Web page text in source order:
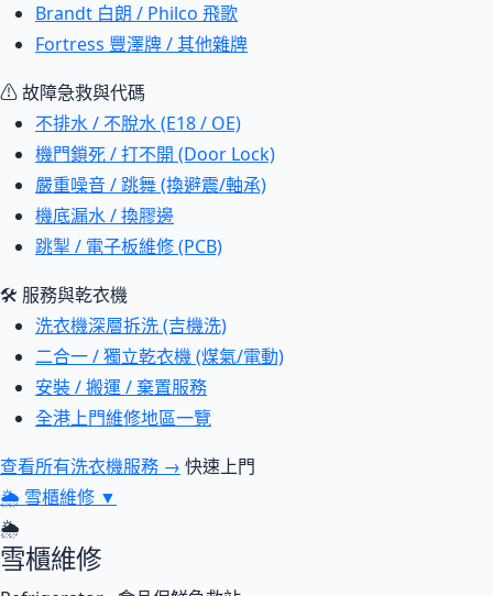
Brandt 白朗 / Philco 飛歌
Fortress 豐澤牌 / 其他雜牌
⚠ 故障急救與代碼
不排水 / 不脫水 (E18 / OE)
機門鎖死 / 打不開 (Door Lock)
嚴重噪音 / 跳舞 (換避震/軸承)
機底漏水 / 換膠邊
跳掣 / 電子板維修 (PCB)
🛠 服務與乾衣機
洗衣機深層拆洗 (吉機洗)
二合一 / 獨立乾衣機 (煤氣/電動)
安裝 / 搬運 / 棄置服務
全港上門維修地區一覽
查看所有洗衣機服務 → 快速上門
🌦 雪櫃維修 ▼
🌦
雪櫃維修